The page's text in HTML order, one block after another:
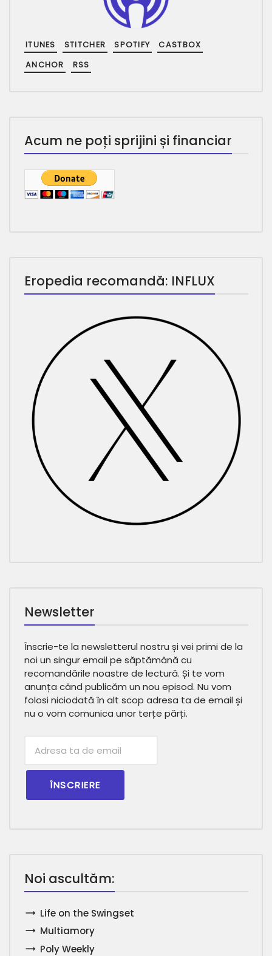
ITUNES STITCHER SPOTIFY
CASTBOX
ANCHOR
RSS
Acum ne poți sprijini și financiar
Eropedia recomandă: INFLUX
Newsletter
Înscrie-te la newsletterul nostru și vei primi de la
noi un singur email pe săptămână cu
recomandările noastre de lectură. Și te vom
anunța când publicăm un nou episod. Nu vom
folosi niciodată în alt scop adresa ta de email și
nu o vom comunica unor terțe părți.
Email
Noi ascultăm:
Life on the Swingset
Multiamory
Poly Weekly